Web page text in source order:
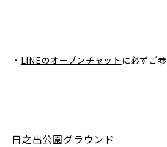
・ LINEのオープンチャット に必ずご
日之出公園グラウンド